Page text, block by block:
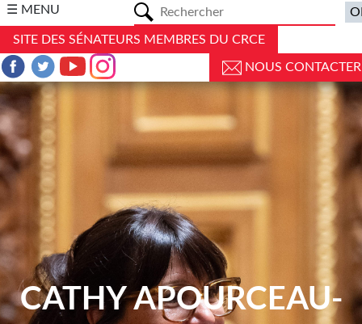
☰ MENU
SITE DES SÉNATEURS MEMBRES DU CRCE
NOUS CONTACTER
CATHY APOURCEAU-